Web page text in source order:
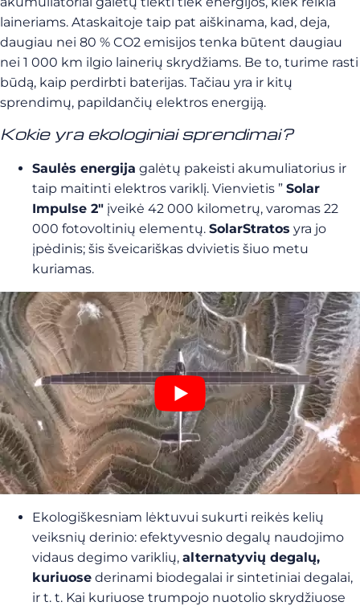
laineriams. Ataskaitoje taip pat aiškinama, kad, deja,
daugiau nei 80 % CO2 emisijos tenka būtent daugiau
nei 1 000 km ilgio lainerių skrydžiams. Be to, turime rasti
būdą, kaip perdirbti baterijas. Tačiau yra ir kitų
sprendimų, papildančių elektros energiją.
Kokie yra ekologiniai sprendimai?
Saulės energija galėtų pakeisti akumuliatorius ir
taip maitinti elektros variklį. Vienvietis ” Solar
Impulse 2″ įveikė 42 000 kilometrų, varomas 22
000 fotovoltinių elementų. SolarStratos yra jo
įpėdinis; šis šveicariškas dvivietis šiuo metu
kuriamas.
Ekologiškesniam lėktuvui sukurti reikės kelių
veiksnių derinio: efektyvesnio degalų naudojimo
vidaus degimo variklių, alternatyvių degalų,
kuriuose derinami biodegalai ir sintetiniai degalai,
ir t. t. Kai kuriuose trumpojo nuotolio skrydžiuose